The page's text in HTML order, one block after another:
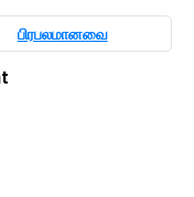
பிரபலமானவை